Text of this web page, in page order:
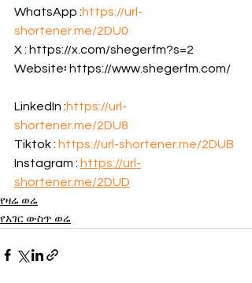
WhatsApp :https://url-
shortener.me/2DU0
X : https://x.com/shegerfm?s=2
Website፡ https://www.shegerfm.com/
LinkedIn :https://url-
shortener.me/2DU8
Tiktok : https://url-shortener.me/2DUB
Instagram : https://url-
shortener.me/2DUD
የዛሬ ወሬ
የአገር ውስጥ ወሬ